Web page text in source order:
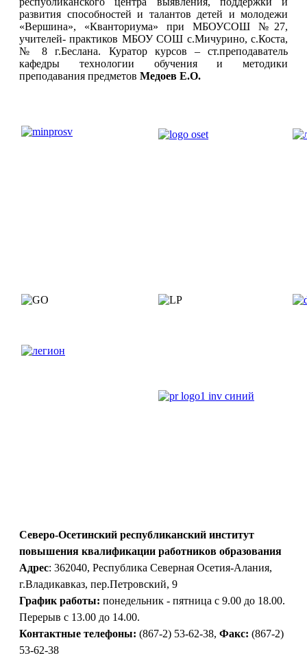
развития способностей и талантов детей и молодежи
«Вершина», «Кванториума» при МБОУСОШ №27,
учителей- практиков МБОУ СОШ с.Мичурино, с.Коста,
№ 8 г.Беслана. Куратор курсов – ст.преподаватель
кафедры технологии обучения и методики
преподавания предметов Медоев Е.О.
Северо-Осетинский республиканский институт
повышения квалификации работников образования
Адрес: 362040, Республика Северная Осетия-Алания,
г.Владикавказ, пер.Петровский, 9
График работы: понедельник - пятница с 9.00 до 18.00.
Перерыв с 13.00 до 14.00.
Контактные телефоны: (867-2) 53-62-38, Факс: (867-2)
53-62-38